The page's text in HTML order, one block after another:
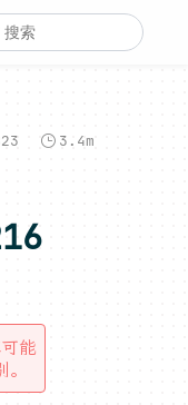
3.4m
能